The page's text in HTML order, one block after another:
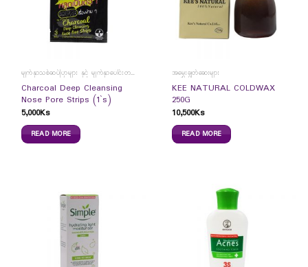
မျက်နှာသစ်ဆပ်ပြာများ နှင့် မျက်နှာပေါင်းတင်ကပ်ခွာများ
Charcoal Deep Cleansing
Nose Pore Strips (1`s)
5,000Ks
READ MORE
အမွှေးချွတ်ဆေးများ
KEE NATURAL COLDWAX
250G
10,500Ks
READ MORE